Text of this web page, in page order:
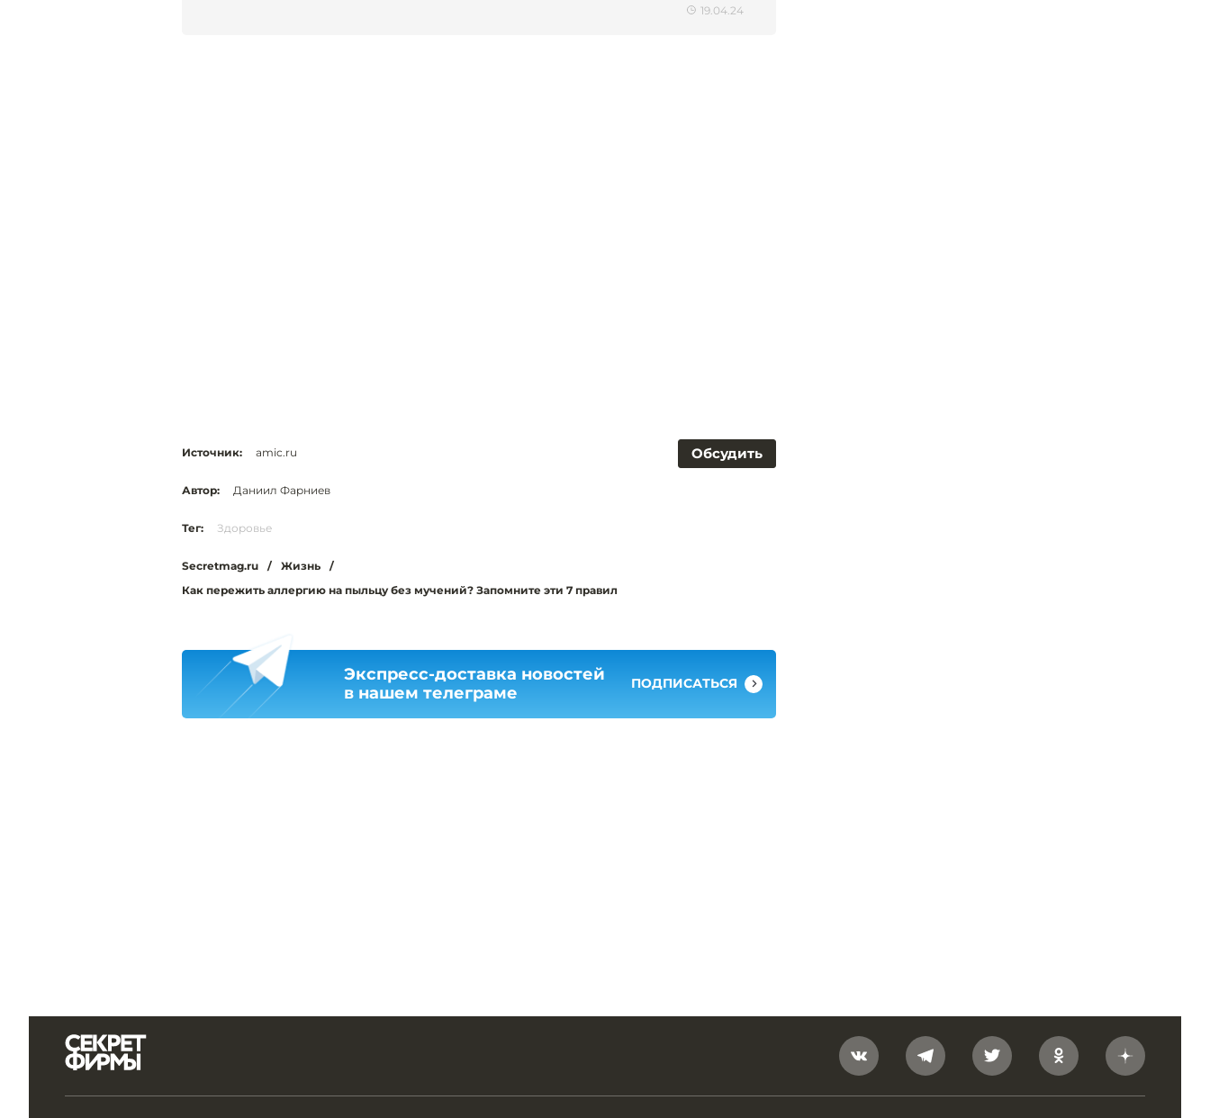
19.04.24
Обсудить
Источник: amic.ru
Автор: Даниил Фарниев
Тег: Здоровье
Secretmag.ru / Жизнь
/
Как пережить аллергию на пыльцу без мучений? Запомните эти 7 правил
Экспресс-доставка новостей
в нашем телеграме
ПОДПИСАТЬСЯ